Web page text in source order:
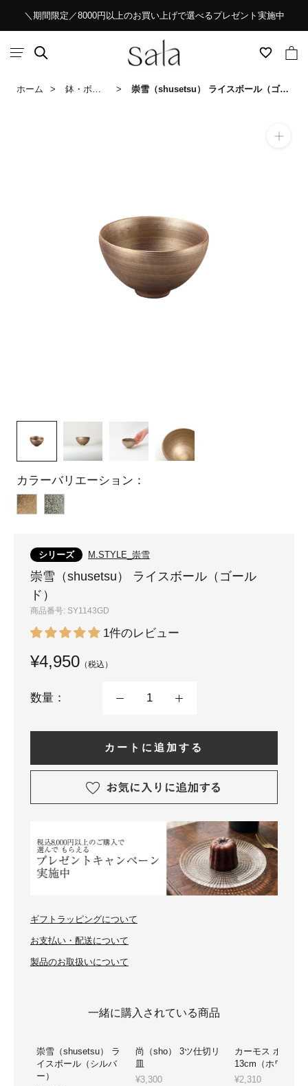
キ
ッ
＼期間限定／8000円以上のお買い上げで選べるプレゼント実施中
ホーム 鉢・ボール 崇雪（shusetsu） ライスボール（ゴールド）
カラーバリエーション：
ゴ
シ
ー
シリーズ M.STYLE_崇雪
崇雪（shusetsu） ライスボール（ゴール
ド）
商品番号: SY1143GD
1件のレビュー
¥4,950 （税込）
数量：
カートに追加する
ギフトラッピングについて
お支払い・配送について
製品のお取扱いについて
一緒に購入されている商品
崇雪（shusetsu） ラ
イスボール（シルバ
ー）
尚（sho） 3ツ仕切リ
皿
¥3,300
カーモス ボール
13cm（ホワイト
¥2,310